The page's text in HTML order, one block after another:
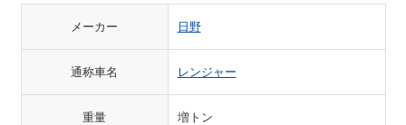
メーカー 日野
通称車名 レンジャー
重量 増トン